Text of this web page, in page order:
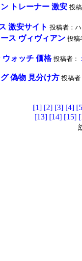
トレーナー 激安 投
激安サイト 投稿者：
ス ヴィヴィアン 投稿
ウォッチ 価格 投稿者：
偽物 見分け方 投稿者
[1] [2] [3] [4]
[13] [14] [15]